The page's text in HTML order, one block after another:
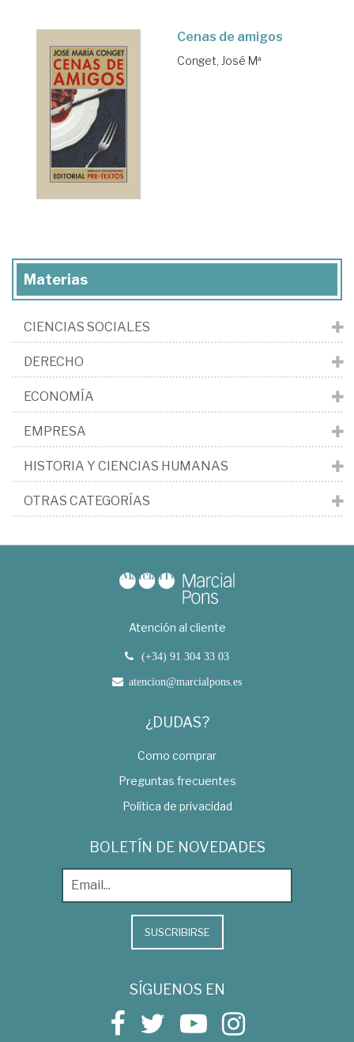
Cenas de amigos
Conget, José Mª
Materias
CIENCIAS SOCIALES
DERECHO
ECONOMÍA
EMPRESA
HISTORIA Y CIENCIAS HUMANAS
OTRAS CATEGORÍAS
Atención al cliente
(+34) 91 304 33 03
atencion@marcialpons.es
¿DUDAS?
Como comprar
Preguntas frecuentes
Política de privacidad
BOLETÍN DE NOVEDADES
SUSCRIBIRSE
SÍGUENOS EN